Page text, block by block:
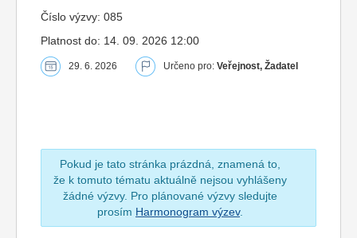
Číslo výzvy: 085
Platnost do: 14. 09. 2026 12:00
29. 6. 2026 Určeno pro: Veřejnost, Žadatel
Pokud je tato stránka prázdná, znamená to,
že k tomuto tématu aktuálně nejsou vyhlášeny
žádné výzvy. Pro plánované výzvy sledujte
prosím Harmonogram výzev.